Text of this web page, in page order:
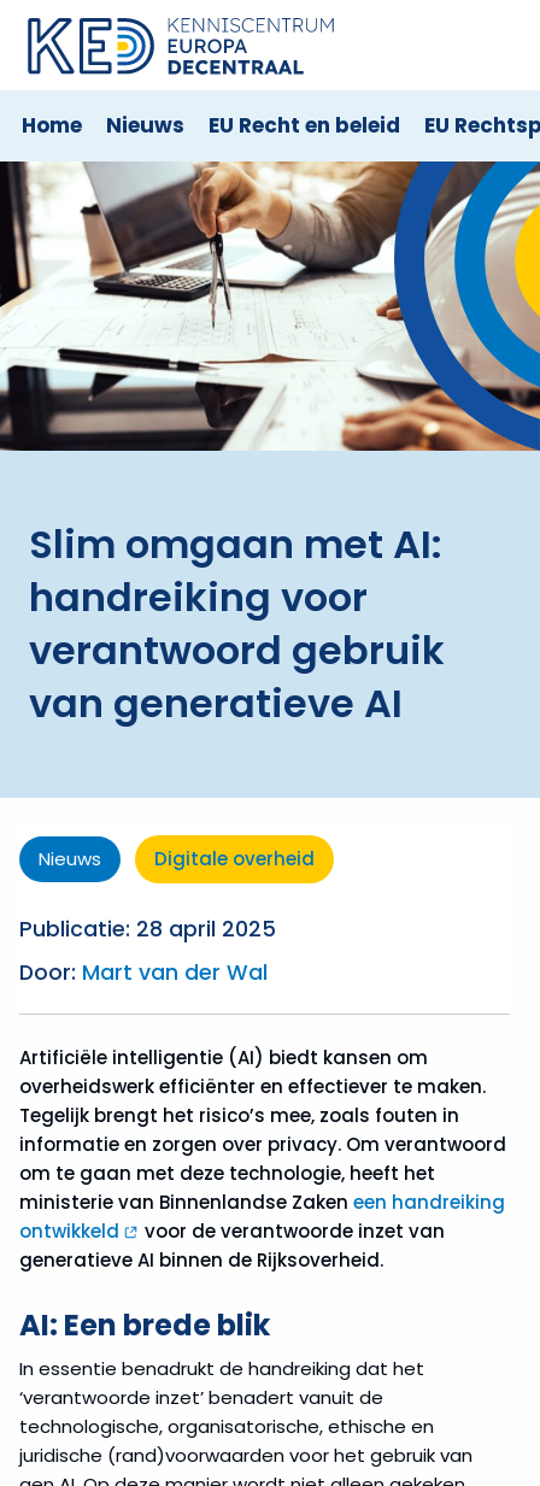
Home Nieuws EU Recht en beleid EU
Slim omgaan met AI:
handreiking voor
verantwoord gebruik
van generatieve AI
Nieuws Digitale overheid
Publicatie: 28 april 2025
Door: Mart van der Wal
Artificiële intelligentie (AI) biedt kansen om
overheidswerk efficiënter en effectiever te maken.
Tegelijk brengt het risico’s mee, zoals fouten in
informatie en zorgen over privacy. Om verantwoord
om te gaan met deze technologie, heeft het
ministerie van Binnenlandse Zaken een handreiking
ontwikkeld
voor de verantwoorde inzet van
generatieve AI binnen de Rijksoverheid.
AI: Een brede blik
In essentie benadrukt de handreiking dat het
‘verantwoorde inzet’ benadert vanuit de
technologische, organisatorische, ethische en
juridische (rand)voorwaarden voor het gebruik van